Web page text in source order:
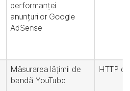
performanței
anunțurilor Google
AdSense
Măsurarea lățimii de
bandă YouTube
HTTP